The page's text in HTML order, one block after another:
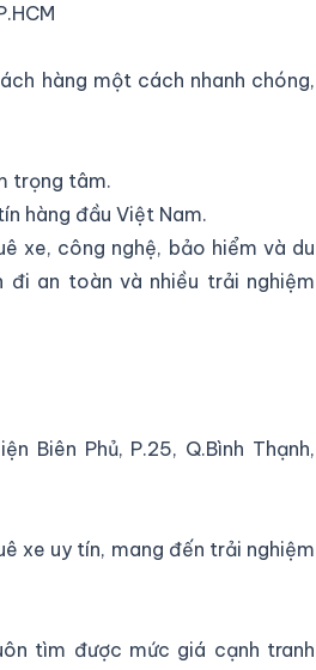
hàng một cách nhanh chóng,
trọng tâm.
hàng đầu Việt Nam.
xe, công nghệ, bảo hiểm và du
đi an toàn và nhiều trải nghiệm
Biên Phủ, P.25, Q.Bình Thạnh,
xe uy tín, mang đến trải nghiệm
tìm được mức giá cạnh tranh